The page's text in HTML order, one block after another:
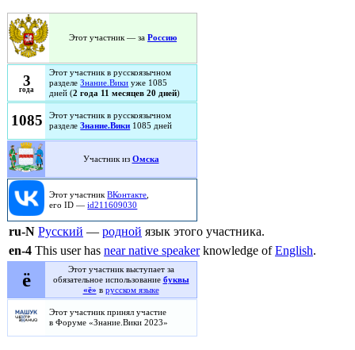
Этот участник — за Россию
3
года
Этот участник в русскоязычном
разделеЗнание.Вики уже 1085
дней (2 года 11 месяцев 20 дней)
1085
Этот участник в русскоязычном
разделеЗнание.Вики 1085 дней
Участник из Омска
Этот участникВКонтакте
его ID —id211609030
ru-N Русский — родной язык этого участника.
en-4 This user has near native speakerknowledge ofEnglish.
ё Этот участник выступает за
обязательное использование буквы
«ё» в русском языке
Этот участник принял участие
вФоруме «Знание.Вики 2023»